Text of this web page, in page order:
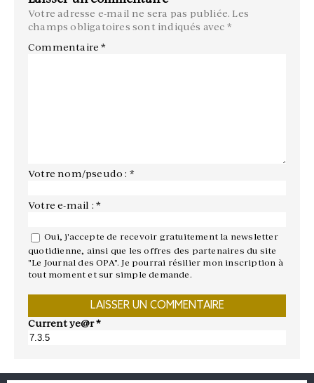
Votre adresse e-mail ne sera pas publiée. Les
champs obligatoires sont indiqués avec *
Commentaire*
Votre nom/pseudo : *
Votre e-mail : *
Oui, j'accepte de recevoir gratuitement la newsletter
quotidienne, ainsi que les offres des partenaires du site
"Le Journal des OPA". Je pourrai résilier mon inscription à
tout moment et sur simple demande.
Current ye@r*